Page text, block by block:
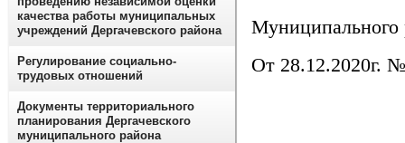
Муниципального
От
качества работы муниципальных
учреждений Дергачевского района
Регулирование социально-
трудовых отношений
Документы территориального
планирования Дергачевского
муниципального района